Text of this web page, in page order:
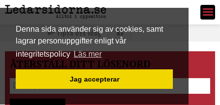
Denna sida använder sig av cookies, samt
lagrar personuppgifter enligt vår
integritetspolicyLäs mer
Jag accepterar
Ledarsidorna.se
Tipsa oss idag
ÅTERSTÄLL DITT LÖSENORD